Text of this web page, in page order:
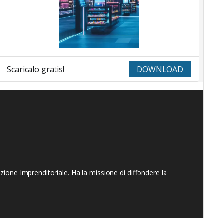
Scaricalo gratis! DOWNLOAD
Imprenditoriale. Ha la missione di diffondere la